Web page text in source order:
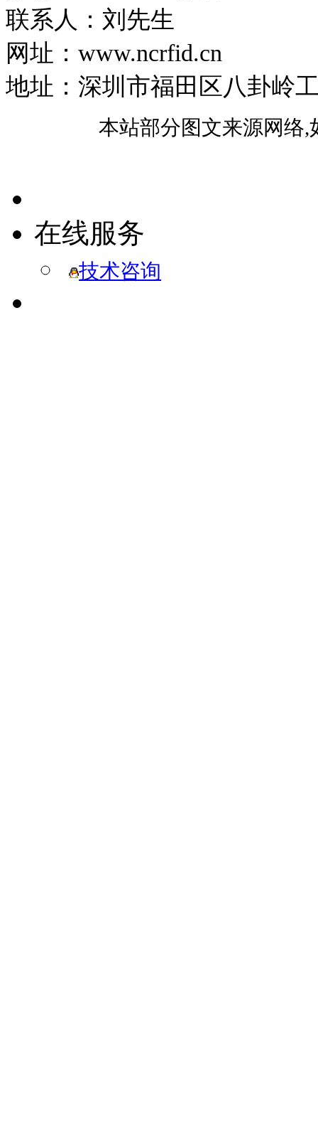
联系人：刘先生
网址：www.ncrfid.cn
地址：深圳市福田区八卦岭
本站部分图文来源网络
在线服务
技术咨询